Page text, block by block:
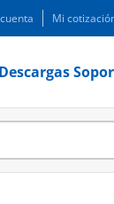
Mi
Descargas